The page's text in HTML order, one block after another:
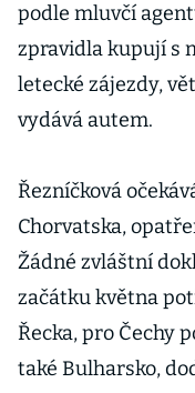
podle mluvčí
zpravidla kupují s
letecké zájezdy,
vydává autem.
Řezníčková
Chorvatska,
Žádné zvláštní
začátku května
Řecka, pro Čechy
také Bulharsko,